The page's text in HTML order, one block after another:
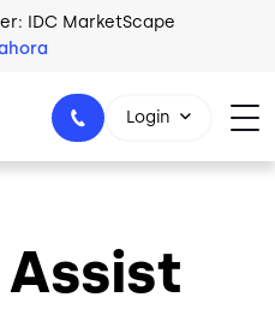
IDC MarketScape
+44-330-808-5300
Login